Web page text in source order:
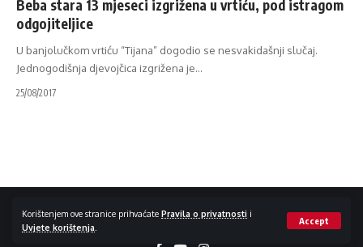
Korištenjem ove stranice prihvaćate Pravila o privatnosti i
Uvjete korištenja
Accept
Beba stara 13 mjeseci izgrižena u vrtiću, pod istragom
odgojiteljice
U banjolučkom vrtiću “Tijana” dogodio se nesvakidašnji slučaj.
Jednogodišnja djevojčica izgrižena je…
25/08/2017